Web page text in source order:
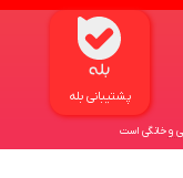
پشتیبانی بله
و خانگی است